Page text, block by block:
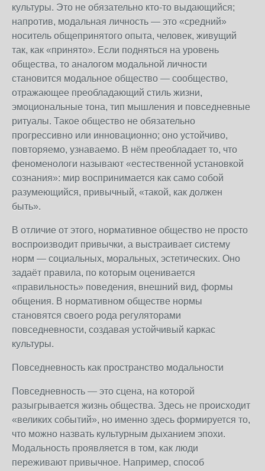
культуры. Это не обязательно кто-то выдающийся;
напротив, модальная личность — это «средний»
носитель общепринятого опыта, человек, живущий
так, как «принято». Если подняться на уровень
общества, то аналогом модальной личности
становится модальное общество — сообщество,
отражающее преобладающий стиль жизни,
эмоциональные тона, тип мышления и повседневные
ритуалы. Такое общество не обязательно
прогрессивно или инновационно; оно устойчиво,
повторяемо, узнаваемо. В нём преобладает то, что
феноменологи называют «естественной установкой
сознания»: мир воспринимается как само собой
разумеющийся, привычный, «такой, как должен
быть».
В отличие от этого, нормативное общество не просто
воспроизводит привычки, а выстраивает систему
норм — социальных, моральных, эстетических. Оно
задаёт правила, по которым оценивается
«правильность» поведения, внешний вид, формы
общения. В нормативном обществе нормы
становятся своего рода регуляторами
повседневности, создавая устойчивый каркас
культуры.
Повседневность как пространство модальности
Повседневность — это сцена, на которой
разыгрывается жизнь общества. Здесь не происходит
«великих событий», но именно здесь формируется то,
что можно назвать культурным дыханием эпохи.
Модальность проявляется в том, как люди
переживают привычное. Например, способ